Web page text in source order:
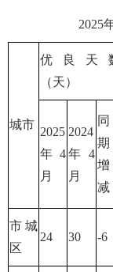
2025
城市
优良天
（天）
2025
年4
月
2024
年4
月
同
期
增
减
市城
区
24 30 -6